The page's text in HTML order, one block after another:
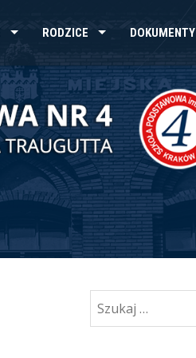
RODZICE DOKUMENTY
Szukaj: